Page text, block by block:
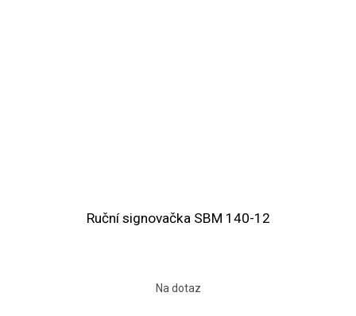
Ruční signovačka SBM 140-12
Na dotaz